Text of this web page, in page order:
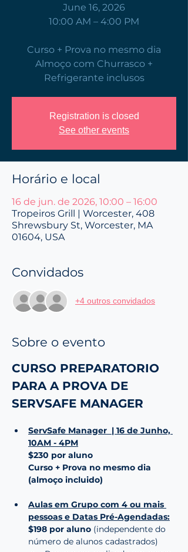
June 16, 2026
10:00 AM – 4:00 PM
Curso + Prova no mesmo dia
Almoço com Churrasco +
Refrigerante inclusos
Registration is closed
See other events
Horário e local
16 de jun. de 2026, 10:00 – 16:00
Tropeiros Grill | Worcester, 408
Shrewsbury St, Worcester, MA
01604, USA
Convidados
+4 outros convidados
Sobre o evento
CURSO PREPARATORIO
PARA A PROVA DE
SERVSAFE MANAGER
ServSafe Manager  | 16 de Junho,
10AM - 4PM
$230 por aluno
Curso + Prova no mesmo dia
(almoço incluido)
Aulas em Grupo com 4 ou mais
pessoas e Datas Pré-Agendadas:
$198 por aluno (independente do
número de alunos cadastrados)